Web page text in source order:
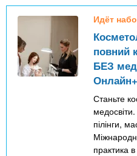
Идёт
повний
БЕЗ
Станьте
пілінги,
практика